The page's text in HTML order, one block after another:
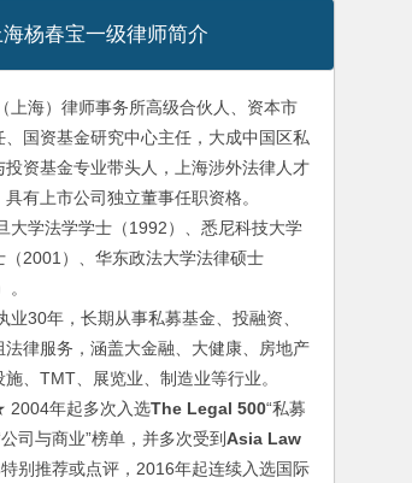
杨春宝一级律师简介
上海）律师事务所高级合伙人、资本市
、国资基金研究中心主任，大成中国区私
投资基金专业带头人，上海涉外法律人才
具有上市公司独立董事任职资格。
学法学学士（1992）、悉尼科技大学
（2001）、华东政法大学法律硕士
。
30年，长期从事私募基金、投融资、
法律服务，涵盖大金融、大健康、房地产
施、TMT、展览业、制造业等行业。
年起多次入选The Legal 500“私募
公司与商业”榜单，并多次受到Asia Law
特别推荐或点评，2016年起连续入选国际